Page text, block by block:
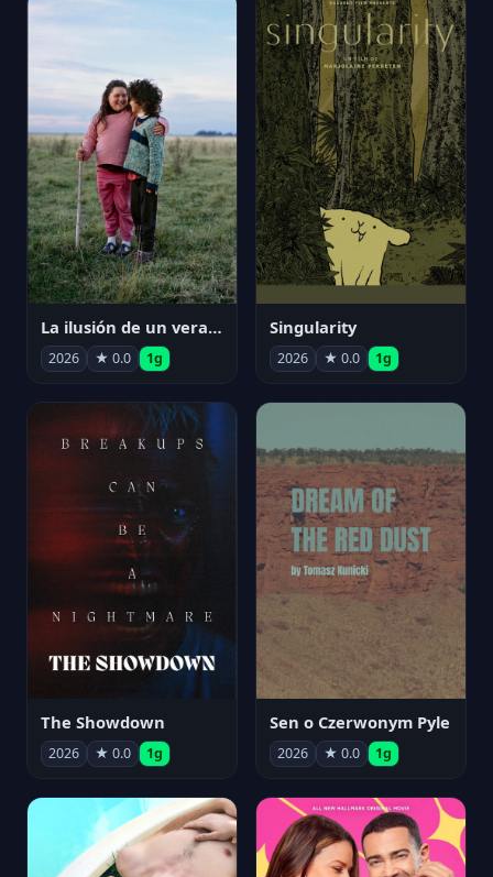
La ilusión de un verano sin fin
2026 ★ 0.0 1g
Singularity
2026 ★ 0.0 1g
The Showdown
2026 ★ 0.0 1g
Sen o Czerwonym Pyle
2026 ★ 0.0 1g